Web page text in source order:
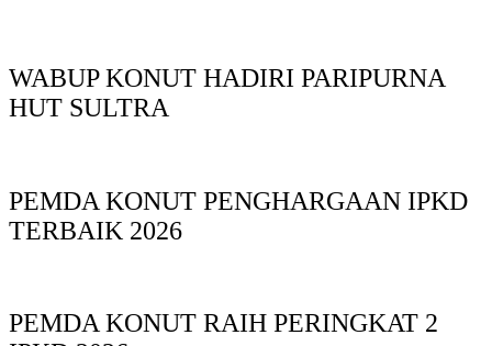
WABUP KONUT HADIRI PARIPURNA
HUT SULTRA
PEMDA KONUT PENGHARGAAN IPKD
TERBAIK 2026
PEMDA KONUT RAIH PERINGKAT 2